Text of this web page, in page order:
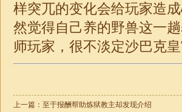
样突兀的变化会给玩家造
然觉得自己养的野兽这一
师玩家，很不淡定沙巴克皇
上一篇： 至于报酬帮助炼狱教主却发现介绍